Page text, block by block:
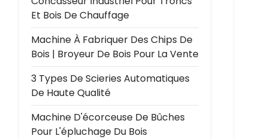
Et Bois De Chauffage
Machine À Fabriquer Des Chips De
Bois | Broyeur De Bois Pour La Vente
3 Types De Scieries Automatiques
De Haute Qualité
Machine D'écorceuse De Bûches
Pour L'épluchage Du Bois